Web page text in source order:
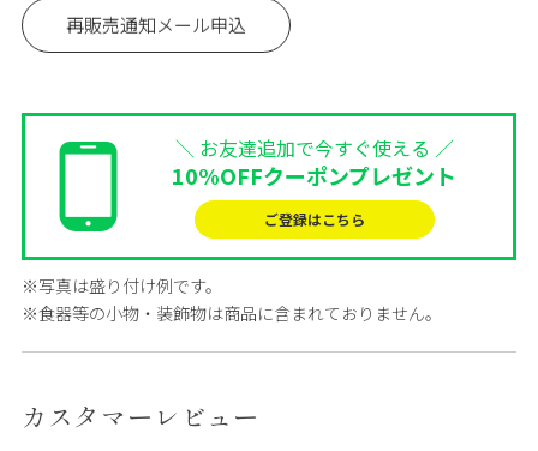
再販売通知メール申込
＼ お友達追加で今すぐ使える ／
10%OFFクーポンプレゼント
ご登録はこちら
※写真は盛り付け例です。
※食器等の小物・装飾物は商品に含まれておりません。
カスタマーレビュー